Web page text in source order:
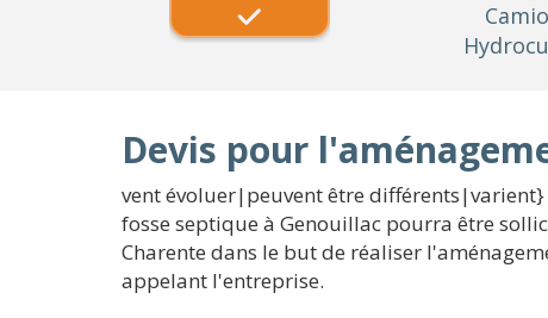
Devis pour
vent évoluer|peuvent être différents|varient}
fosse septique à Genouillac pourra être
Charente dans le but de réaliser
appelant l'entreprise.